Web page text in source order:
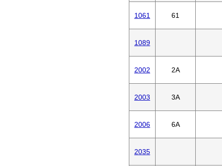
1061 61
1089
2002 2A
2003 3A
2006 6A
2035